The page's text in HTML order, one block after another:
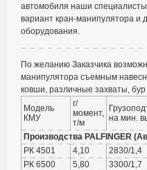
автомобиля наши
вариант кран-манипулятора и
оборудования.
По желанию Заказчика
манипулятора съемным
ковши, различные захваты, бур
Модель
КМУ
г/
момент,
т/м
на мин.
Производства PALFINGER
РК 4501
4,10 2830/1,4
РК 6500
5,80 3300/1,7